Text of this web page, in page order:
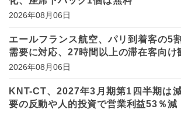
2026年08月06日
エールフランス航空、パリ到着客の5
需要に対応、27時間以上の滞在客向け
2026年08月06日
KNT-CT、2027年3月期第1四半期は
要の反動や人的投資で営業利益53％減